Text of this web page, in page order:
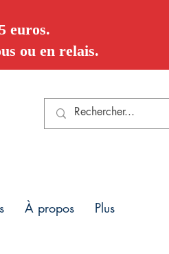
euros.
ou en relais.
À propos Plus